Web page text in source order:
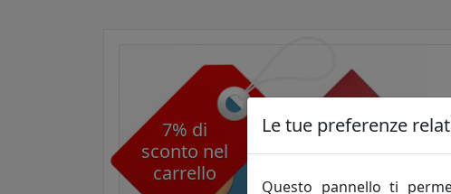
7% di
sconto nel
carrello
Le tue preferenze
Questo pannello ti